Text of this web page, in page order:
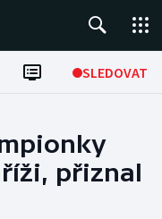
SLEDOVAT
přiznal